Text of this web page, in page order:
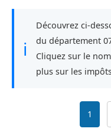
ℹ
Découvrez ci-
du département
Cliquez sur le
plus sur les
1